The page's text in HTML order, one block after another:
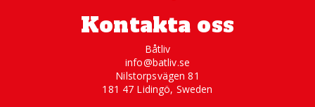
Kontakta oss
Båtliv
info@batliv.se
Nilstorpsvägen 81
181 47 Lidingö, Sweden